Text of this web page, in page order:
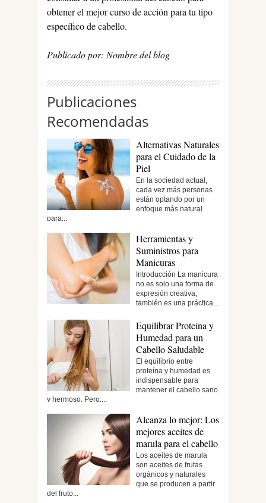
obtener el mejor curso de acción para tu tipo
específico de cabello.
Publicado por: Nombre del blog
Publicaciones
Recomendadas
Alternativas Naturales
para el Cuidado de la
Piel
En la sociedad actual,
cada vez más personas
están optando por un
enfoque más natural
para...
Herramientas y
Suministros para
Manicuras
Introducción La manicura
no es solo una forma de
expresión creativa,
también es una práctica...
Equilibrar Proteína y
Humedad para un
Cabello Saludable
El equilibrio entre
proteína y humedad es
indispensable para
mantener el cabello sano
y hermoso. Pero,...
Alcanza lo mejor: Los
mejores aceites de
marula para el cabello
Los aceites de marula
son aceites de frutas
orgánicos y naturales
que se producen a partir
del fruto...